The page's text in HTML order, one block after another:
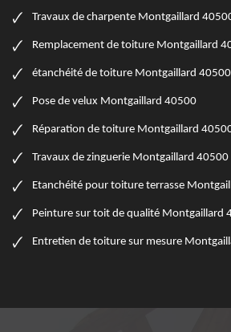
Travaux de charpente Montgaillard
Remplacement de toiture Montgaillard
étanchéité de toiture Montgaillard 40500
Pose de velux Montgaillard 40500
Réparation de toiture Montgaillard
Travaux de zinguerie Montgaillard 40500
Etanchéité pour toiture terrasse
Peinture sur toit de qualité Montgaillard
Entretien de toiture sur mesure